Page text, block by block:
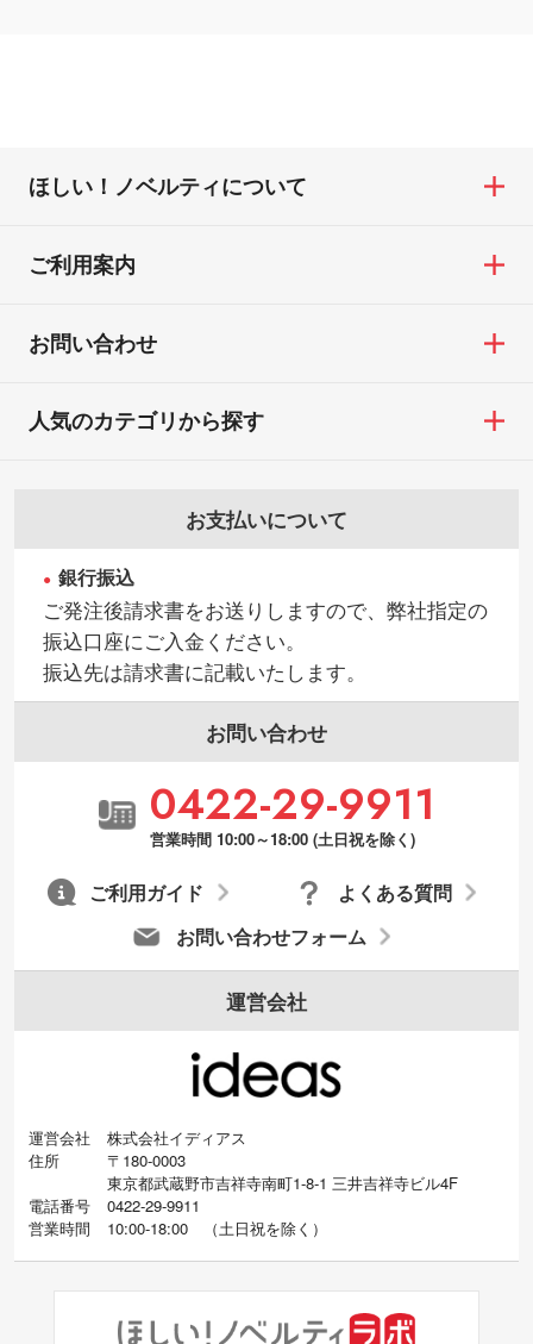
ほしい！ノベルティについて
ご利用案内
お問い合わせ
お支払いについて
銀行振込
ご発注後請求書をお送りしますので、弊社指定の
振込口座にご入金ください。
振込先は請求書に記載いたします。
お問い合わせ
0422-29-9911
営業時間 10:00～18:00 (土日祝を除く)
お問い合わせフォーム
よくある質問
ご利用ガイド
運営会社
運営会社
株式会社イディアス
住所
〒180-0003
東京都武蔵野市吉祥寺南町1-8-1 三井吉祥寺ビル4F
電話番号
0422-29-9911
営業時間
10:00-18:00 （土日祝を除く）
人気のカテゴリから探す